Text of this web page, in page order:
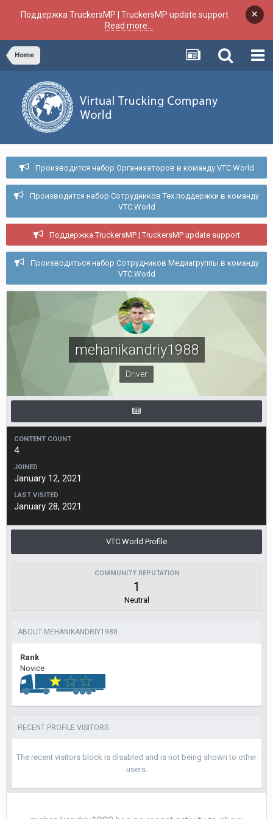
Поддержка TruckersMP | TruckersMP update support
Read more...
×
Home
Производится набор Организаторов в команду VTC.World
Производится набор Сотрудников Тех.поддержки в команду
VTC.World
Поддержка TruckersMP | TruckersMP update support
Производиться набор Сотрудников Медиагруппы в команду
VTC.World
mehanikandriy1988
Driver
CONTENT COUNT
4
JOINED
January 12, 2021
LAST VISITED
January 28, 2021
VTC.World Profile
COMMUNITY REPUTATION
1
Neutral
ABOUT MEHANIKANDRIY1988
Rank
Novice
RECENT PROFILE VISITORS
The recent visitors block is disabled and is not being shown to other
users.